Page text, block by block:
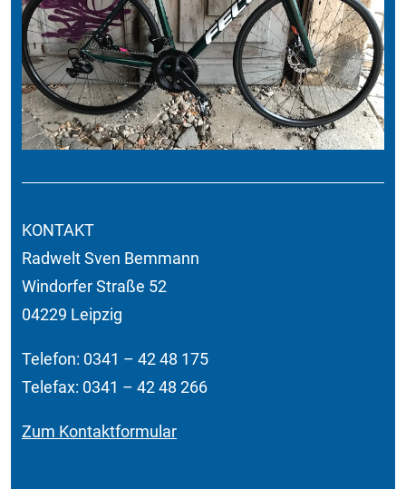
KONTAKT
Radwelt Sven Bemmann
Windorfer Straße 52
04229 Leipzig
Telefon: 0341 – 42 48 175
Telefax: 0341 – 42 48 266
Zum Kontaktformular